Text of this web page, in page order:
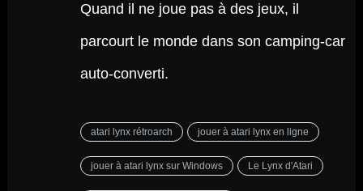
Quand il ne joue pas à des jeux, il
parcourt le monde dans son camping-car
auto-converti.
atari lynx rétroarch jouer à atari lynx en ligne
jouer à atari lynx sur Windows Le Lynx d'Atari